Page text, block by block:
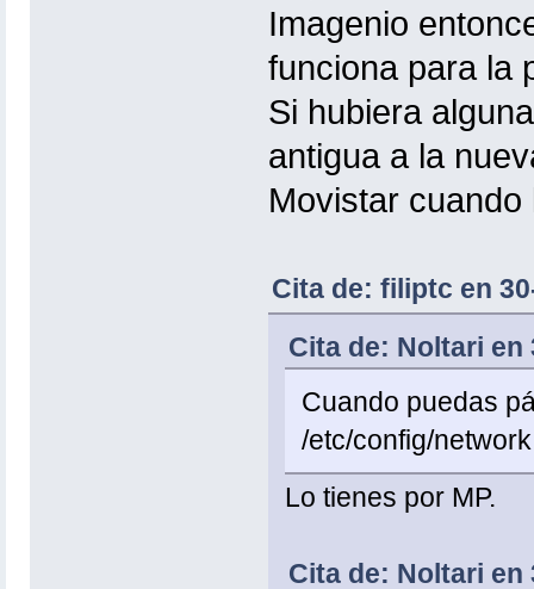
Imagenio
funciona para la
Si hubiera
antigua a la
Movistar
Cita de: filiptc en
Cita de: Noltari en
Cuando puedas
/etc/config/network
Lo tienes por MP.
Cita de: Noltari en